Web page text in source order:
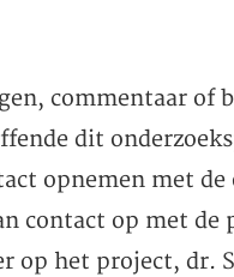
commentaar of
dit
opnemen met de
contact op met de
op het project, dr.